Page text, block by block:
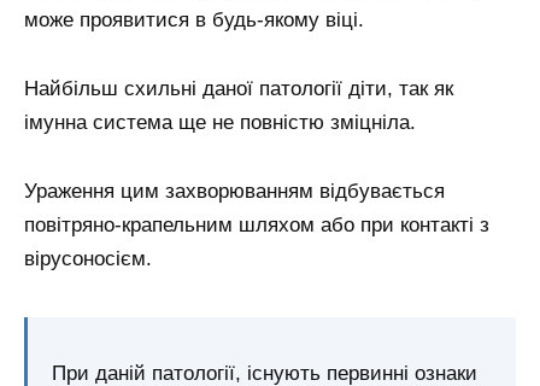
може проявитися в будь-якому віці.
Найбільш схильні даної патології діти, так як
імунна система ще не повністю зміцніла.
Ураження цим захворюванням відбувається
повітряно-крапельним шляхом або при контакті з
вірусоносієм.
При даній патології, існують первинні ознаки